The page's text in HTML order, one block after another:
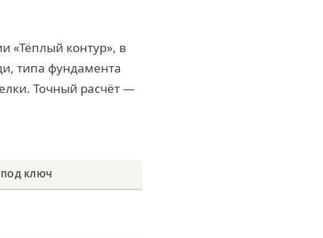
«Тёплый контур», в
типа фундамента
Точный расчёт —
ПОД КЛЮЧ